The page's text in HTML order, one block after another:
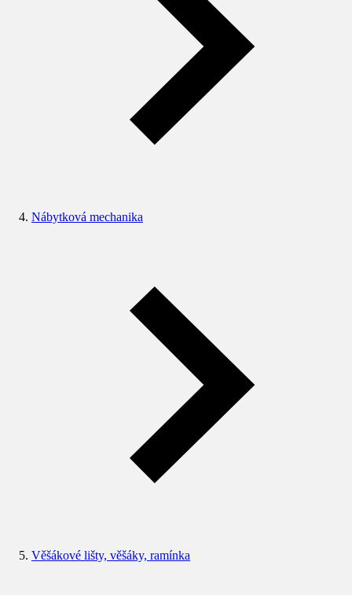
Nábytková mechanika
Věšákové lišty, věšáky, ramínka